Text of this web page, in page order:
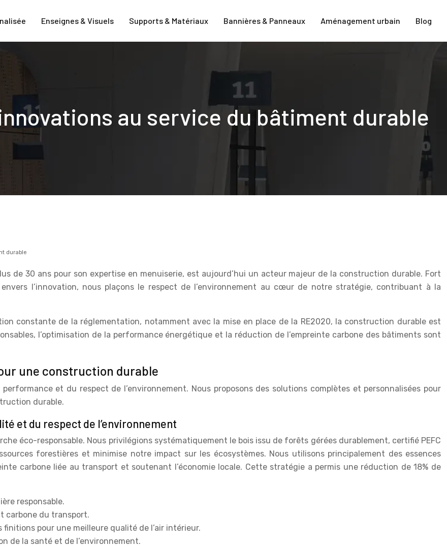
Enseignes & Visuels Supports & Matériaux Bannières & Panneaux Aménagement urbain Blog
au service du bâtiment durable
durable
de 30 ans pour son expertise en menuiserie, est aujourd’hui un acteur majeur de la construction durable. Fort
l’innovation, nous plaçons le respect de l’environnement au cœur de notre stratégie, contribuant à la
constante de la réglementation, notamment avec la mise en place de la RE2020, la construction durable est
l’optimisation de la performance énergétique et la réduction de l’empreinte carbone des bâtiments sont
une construction durable
et du respect de l’environnement. Nous proposons des solutions complètes et personnalisées pour
durable.
et du respect de l’environnement
éco-responsable. Nous privilégions systématiquement le bois issu de forêts gérées durablement, certifié PEFC
forestières et minimise notre impact sur les écosystèmes. Nous utilisons principalement des essences
carbone liée au transport et soutenant l’économie locale. Cette stratégie a permis une réduction de 18% de
responsable.
carbone du transport.
pour une meilleure qualité de l’air intérieur.
de la santé et de l’environnement.